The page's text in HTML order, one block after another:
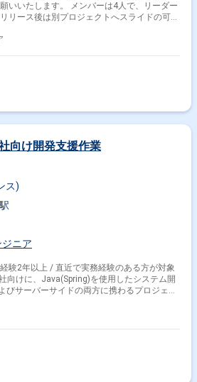
いいたします。 メンバーは4人で、リーダー
リース後は別プロジェクトへスライドの可能
向け開発支援作業
ス)
ニア
験2年以上 / 直近で実務経験のある方が対象
向けに、Java(Spring)を使用したシステム開
びサーバーサイドの両方に携わるプロジェク
向けシステムの基本設計および詳細設計 ・